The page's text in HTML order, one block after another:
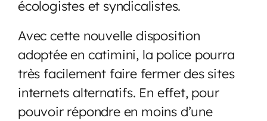
écologistes et syndicalistes.
Avec cette nouvelle disposition
adoptée en catimini, la police pourra
très facilement faire fermer des sites
internets alternatifs. En effet, pour
pouvoir répondre en moins d’une